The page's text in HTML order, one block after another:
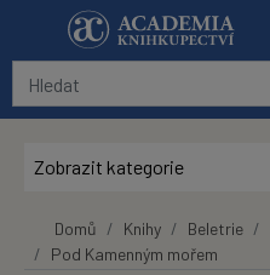
Přeskočit na hlavní obsah
Zobrazit kategorie
Domů Knihy Beletrie
Pod Kamenným mořem